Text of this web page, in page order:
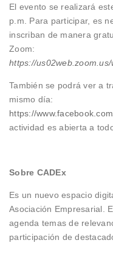
El evento se realizará
p.m. Para participar, es
inscriban de manera
Zoom:
https://
También se podrá ver a
mismo día:
https://
actividad es abierta a
Sobre CADEx
Es un nuevo espacio
Asociación Empresarial.
agenda temas de
participación de